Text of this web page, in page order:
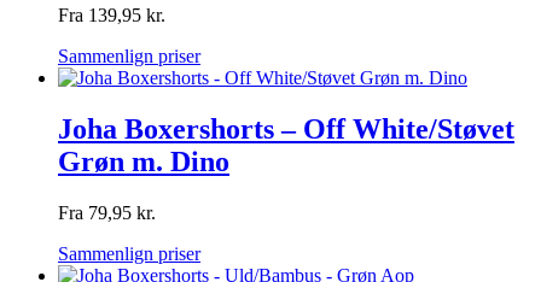
Fra 139,95 kr.
Sammenlign priser
Joha Boxershorts – Off White/Støvet
Grøn m. Dino
Fra 79,95 kr.
Sammenlign priser